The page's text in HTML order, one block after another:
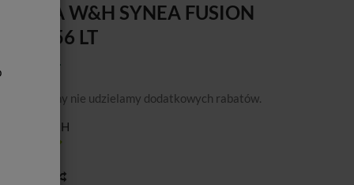
W&H SYNEA FUSION
WG-56 LT
ceny nie udzielamy dodatkowych rabatów.
W&H